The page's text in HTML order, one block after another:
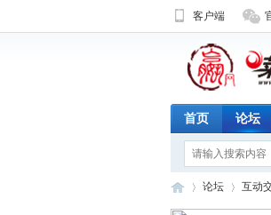
客户端
首页 论坛
论坛 互动